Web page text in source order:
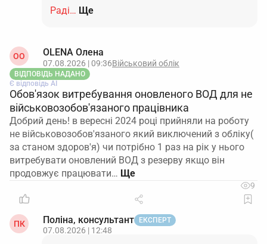
Раді… Ще
ОO OLENA Олена
07.08.2026 | 09:36Військовий облік
ВІДПОВІДЬ НАДАНО
Є відповідь АІ
Обов'язок витребування оновленого ВОД для не
військовозобов'язаного працівника
Добрий день! в вересні 2024 році прийняли на роботу
не військовозобов'язаного який виключений з обліку(
за станом здоров'я) чи потрібно 1 раз на рік у нього
витребувати оновлений ВОД з резерву якщо він
продовжує працювати…
9
ПК Поліна, консультант ЕКСПЕРТ
07.08.2026 | 12:48